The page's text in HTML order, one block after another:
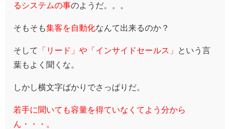
るシステムの事のようだ。。。
そもそも集客を自動化なんて出来るのか？
そして 「リード」や「インサイドセールス」
という言
葉もよく聞くな。
しかし横文字ばかりでさっぱりだ。
若手に聞いても容量を得ていなくてよう分から
ん・・・。